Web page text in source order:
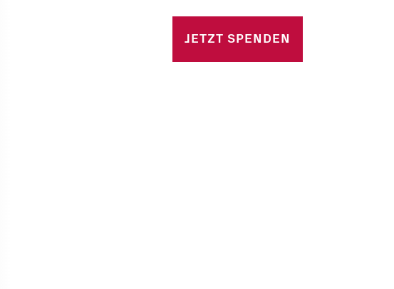
JETZT SPENDEN